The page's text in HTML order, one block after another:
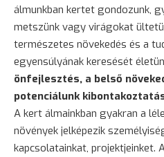
álmunkban kertet gondozunk,
metszünk vagy virágokat
természetes növekedés és a
egyensúlyának keresését
önfejlesztés, a belső
potenciálunk
A kert álmainkban gyakran a
növények jelképezik
kapcsolatainkat, projektjeinket.